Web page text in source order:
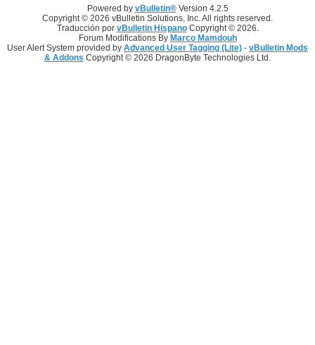
Powered by vBulletin®Version 4.2.5
Copyright © 2026 vBulletin Solutions, Inc. All rights reserved.
Traducción por vBulletin HispanoCopyright © 2026.
Forum Modifications By Marco Mamdouh
User Alert System provided by Advanced User Tagging (Lite) - vBulletin Mods
& Addons Copyright © 2026 DragonByte Technologies Ltd.